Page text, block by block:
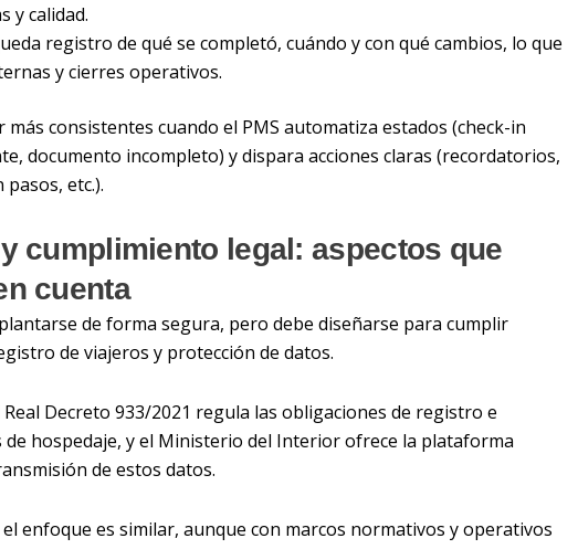
y calidad.
registro de qué se completó, cuándo y con qué cambios, lo que
y cierres operativos.
más consistentes cuando el PMS automatiza estados (check-in
documento incompleto) y dispara acciones claras (recordatorios,
etc.).
cumplimiento legal: aspectos que
cuenta
de forma segura, pero debe diseñarse para cumplir
de viajeros y protección de datos.
Decreto 933/2021 regula las obligaciones de registro e
de hospedaje, y el Ministerio del Interior ofrece la plataforma
de estos datos.
enfoque es similar, aunque con marcos normativos y operativos